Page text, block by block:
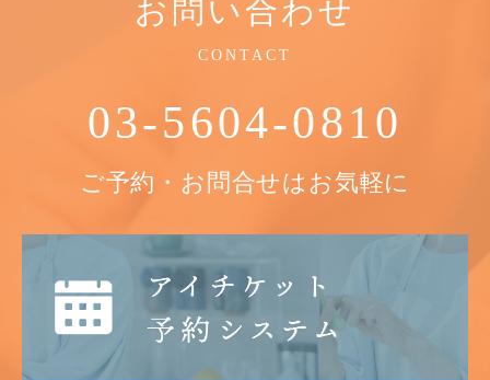
お問い合わせ
CONTACT
03-5604-0810
ご予約・お問合せはお気軽に